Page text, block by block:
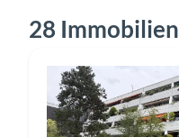
28 Immobilien
Slide 1 of 12